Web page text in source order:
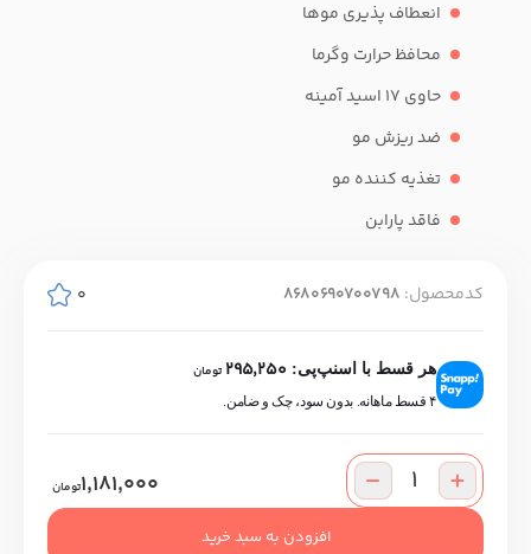
انعطاف پذیری موها
محافظ حرارت وگرما
حاوی 17 اسید آمینه
ضد ریزش مو
تغذیه کننده مو
فاقد پارابن
کدمحصول: 8680690700798
0
هر قسط با اسنپ‌پی: 295,250 تومان
۴ قسط ماهانه. بدون سود، چک و ضامن.
1,181,000تومان
افزودن به سبد خرید